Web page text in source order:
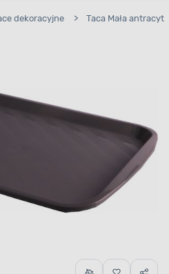
dekoracyjne > Taca Mała antracyt